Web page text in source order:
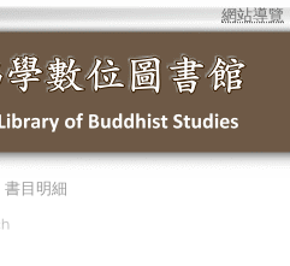
網站導覽
書目明細